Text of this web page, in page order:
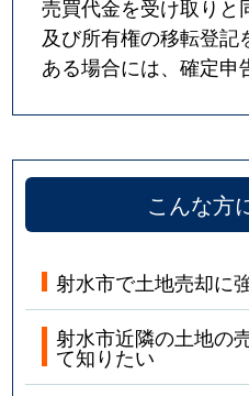
売買代金を受け取りと
及び所有権の移転登
ある場合には、確定申
こんな方
射水市で土地売却に
射水市近隣の土地の
て知りたい